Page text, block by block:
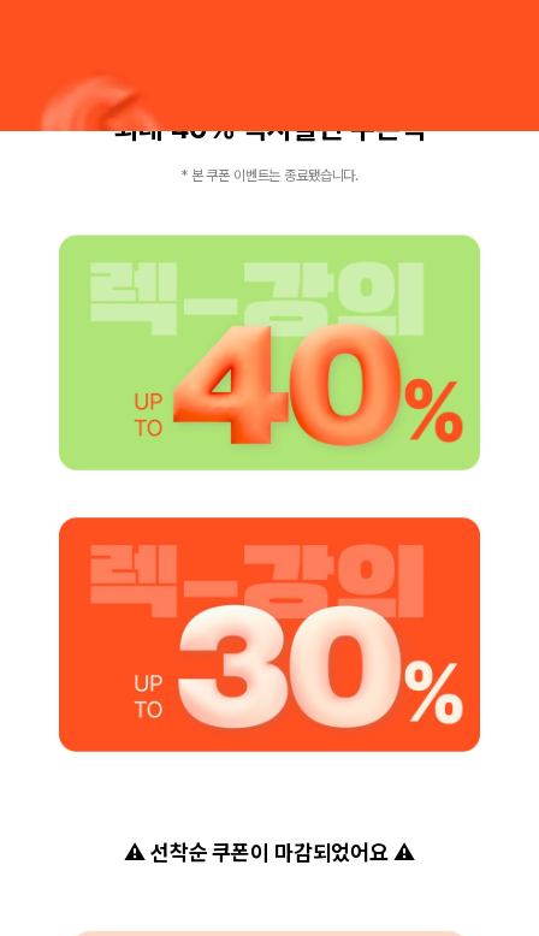
최대 40% 즉시할인 쿠폰팩
* 본 쿠폰 이벤트는 종료됐습니다.
⚠️ 선착순 쿠폰이 마감되었어요 ⚠️